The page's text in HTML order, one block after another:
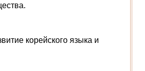
корейского языка и